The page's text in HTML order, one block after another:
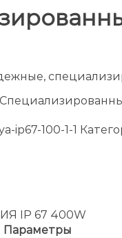
ip67-100-1-1
IP 67 400W
Параметры